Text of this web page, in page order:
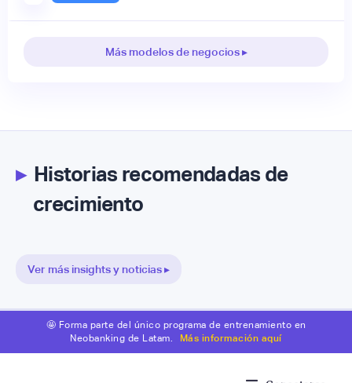
Más modelos de negocios ▸
▸Historias recomendadas de
crecimiento
Ver más insights y noticias ▸
🤩 Forma parte del único programa de entrenamiento en
Neobanking de Latam.
Más información aquí